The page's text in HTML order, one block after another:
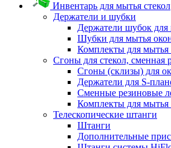
Инвентарь для мытья стекол
Держатели и шубки
Держатели шубок для
Шубки для мытья
Комплекты для мытья
Сгоны для стекол, сменная
Сгоны (склизы) для
Держатели для S-
Сменные резиновые
Комплекты для мытья
Телескопические штанги
Штанги
Дополнительные